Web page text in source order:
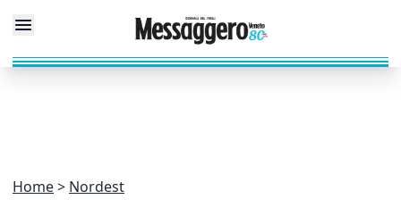
Home Nordest